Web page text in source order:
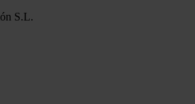
S.L.